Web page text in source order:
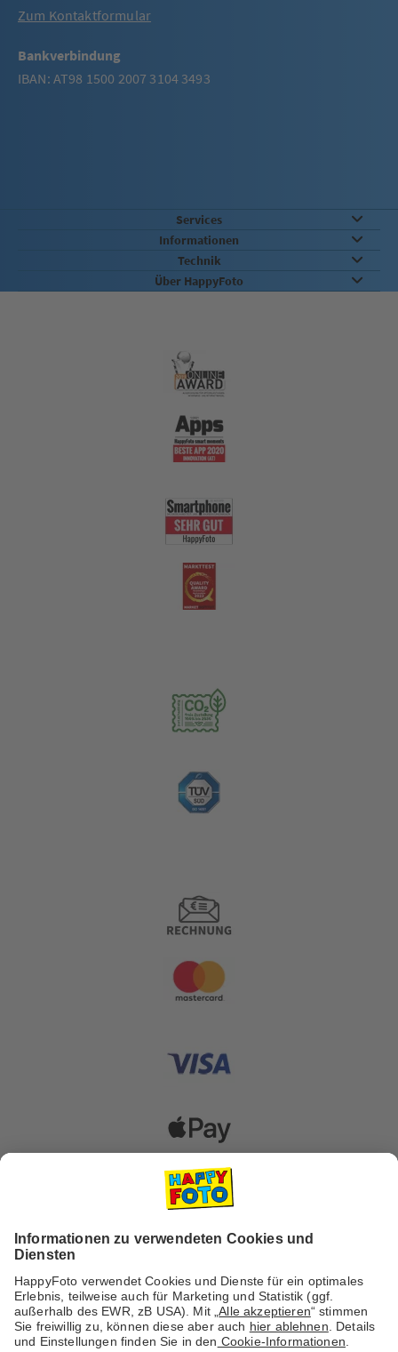
Zum Kontaktformular
Bankverbindung
IBAN: AT98 1500 2007 3104 3493
Services
Informationen
Technik
Über HappyFoto
Versanddienstleister